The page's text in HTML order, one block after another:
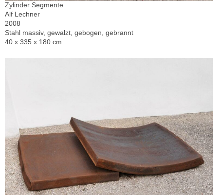
Zylinder Segmente
Alf Lechner
2008
Stahl massiv, gewalzt, gebogen, gebrannt
40 x 335 x 180 cm